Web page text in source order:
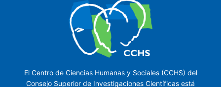
El Centro de Ciencias Humanas y Sociales (CCHS) del
Consejo Superior de Investigaciones Científicas está